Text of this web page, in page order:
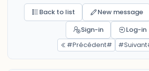
Back to list New message
Sign-in
Log-in
#Précédent#